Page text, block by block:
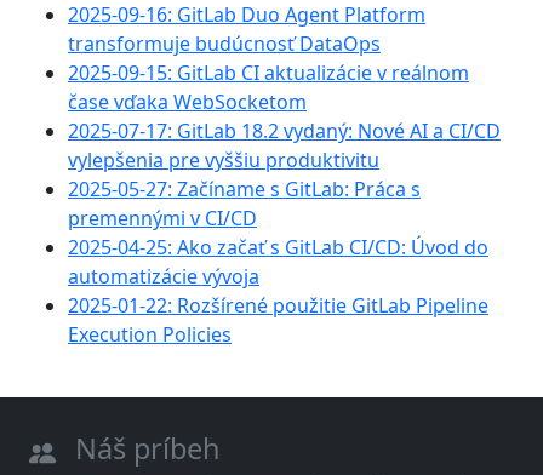
2025-09-16: GitLab Duo Agent Platform
transformuje budúcnosť DataOps
2025-09-15: GitLab CI aktualizácie v reálnom
čase vďaka WebSocketom
2025-07-17: GitLab 18.2 vydaný: Nové AI a CI/CD
vylepšenia pre vyššiu produktivitu
2025-05-27: Začíname s GitLab: Práca s
premennými v CI/CD
2025-04-25: Ako začať s GitLab CI/CD: Úvod do
automatizácie vývoja
2025-01-22: Rozšírené použitie GitLab Pipeline
Execution Policies
Náš príbeh